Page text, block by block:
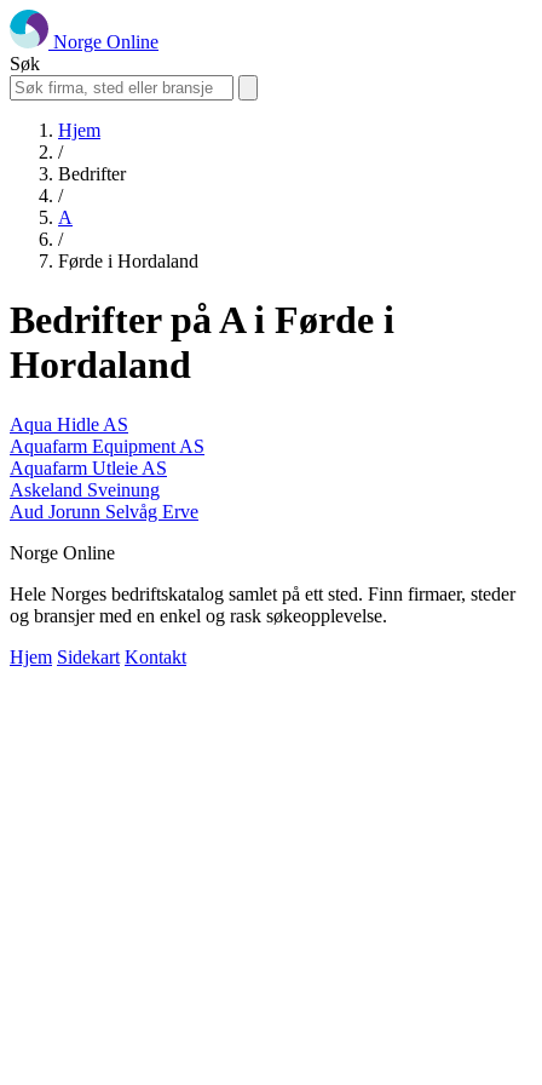
Norge Online
Søk
Hjem
/
Bedrifter
/
A
/
Førde i Hordaland
Bedrifter på A i Førde i
Hordaland
Aqua Hidle AS
Aquafarm Equipment AS
Aquafarm Utleie AS
Askeland Sveinung
Aud Jorunn Selvåg Erve
Norge Online
Hele Norges bedriftskatalog samlet på ett sted. Finn firmaer, steder
og bransjer med en enkel og rask søkeopplevelse.
Hjem Sidekart Kontakt